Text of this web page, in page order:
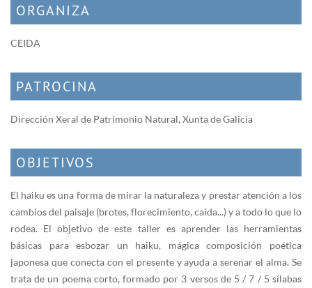
ORGANIZA
CEIDA
PATROCINA
Dirección Xeral de Patrimonio Natural, Xunta de Galicia
OBJETIVOS
El haiku es una forma de mirar la naturaleza y prestar atención a los
cambios del paisaje (brotes, florecimiento, caída...) y a todo lo que lo
rodea. El objetivo de este taller es aprender las herramientas
básicas para esbozar un haiku, mágica composición poética
japonesa que conecta con el presente y ayuda a serenar el alma. Se
trata de un poema corto, formado por 3 versos de 5 / 7 / 5 sílabas